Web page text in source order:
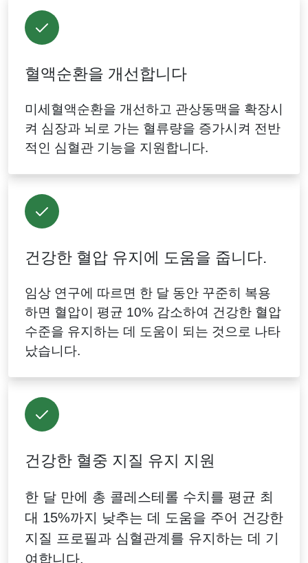
혈액순환을 개선합니다
미세혈액순환을 개선하고 관상동맥을 확장시
켜 심장과 뇌로 가는 혈류량을 증가시켜 전반
적인 심혈관 기능을 지원합니다.
건강한 혈압 유지에 도움을 줍니다.
임상 연구에 따르면 한 달 동안 꾸준히 복용
하면 혈압이 평균 10% 감소하여 건강한 혈압
수준을 유지하는 데 도움이 되는 것으로 나타
났습니다.
건강한 혈중 지질 유지 지원
한 달 만에 총 콜레스테롤 수치를 평균 최
대 15%까지 낮추는 데 도움을 주어 건강한
지질 프로필과 심혈관계를 유지하는 데 기
여합니다.